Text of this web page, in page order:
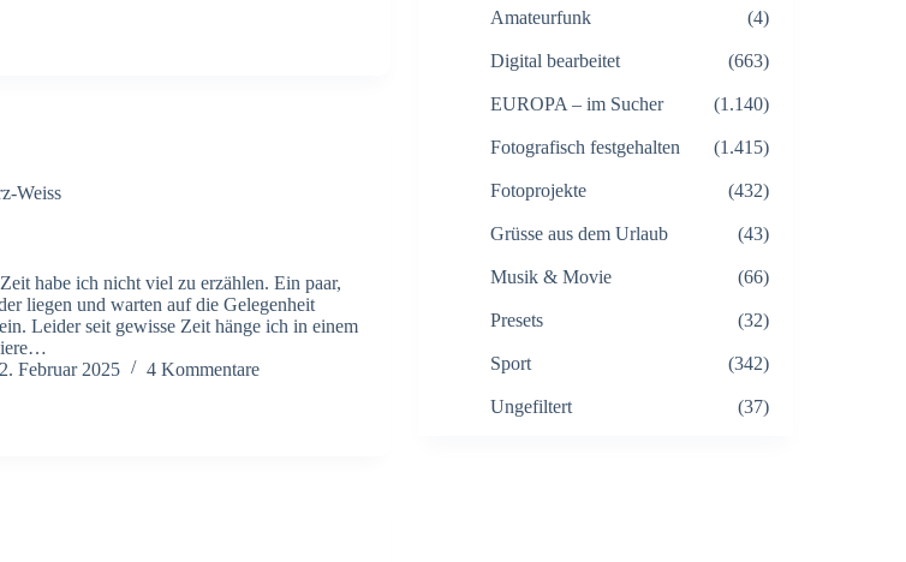
Weiss
habe ich nicht viel zu erzählen. Ein paar,
liegen und warten auf die Gelegenheit
Leider seit gewisse Zeit hänge ich in einem
Februar 2025 4 Kommentare
Amateurfunk (4)
Digital bearbeitet (663)
EUROPA – im Sucher (1.140)
Fotografisch festgehalten (1.415)
Fotoprojekte (432)
Grüsse aus dem Urlaub (43)
Musik & Movie (66)
Presets (32)
Sport (342)
Ungefiltert (37)